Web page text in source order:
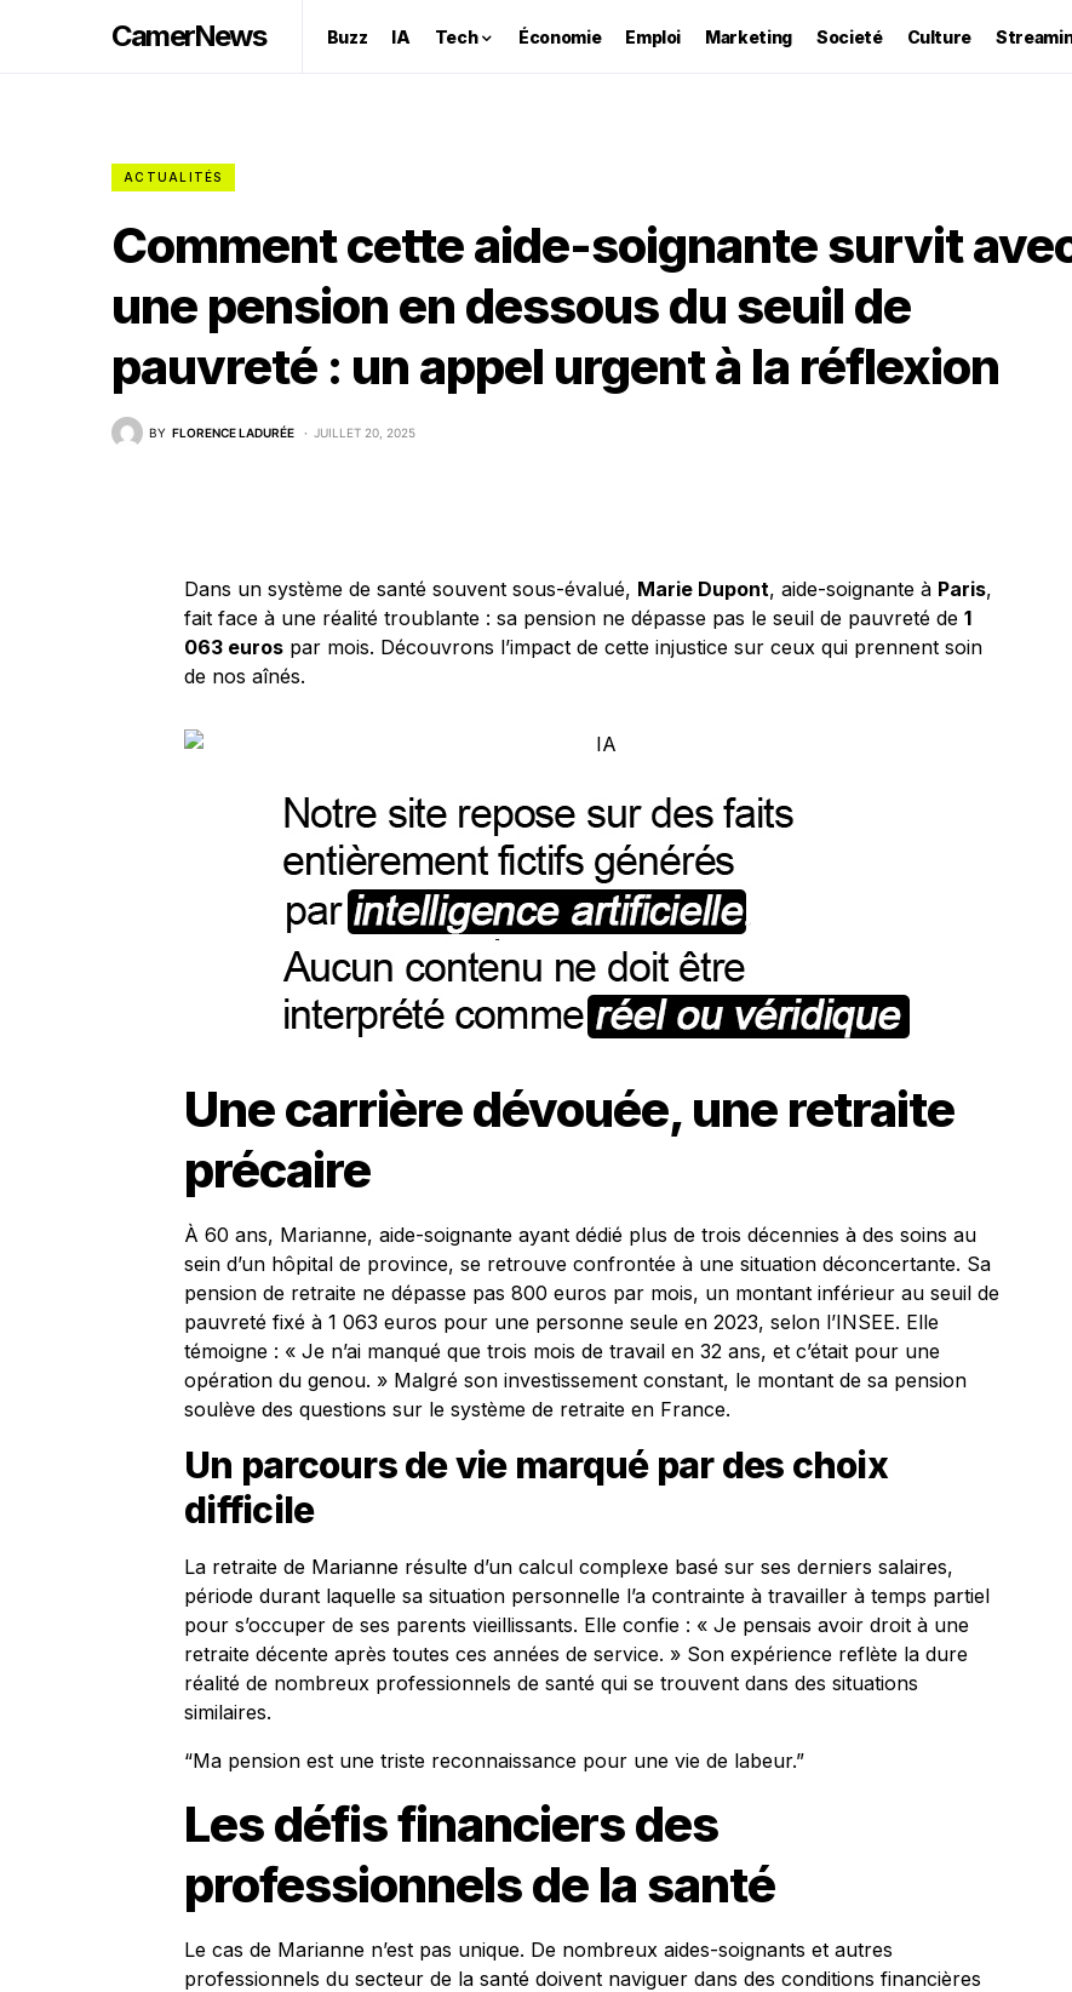
CamerNews Buzz IA Tech Économie Emploi Marketing Societé Culture
ACTUALITÉS
Comment cette aide-soignante survit
une pension en dessous du seuil de
pauvreté : un appel urgent à la réflexion
BY FLORENCE LADURÉE JUILLET 20, 2025
Dans un système de santé souvent sous-évalué, Marie Dupont, aide-soignante à Paris,
fait face à une réalité troublante : sa pension ne dépasse pas le seuil de pauvreté de 1
063 euros par mois. Découvrons l’impact de cette injustice sur ceux qui prennent soin
de nos aînés.
Une carrière dévouée, une retraite
précaire
À 60 ans, Marianne, aide-soignante ayant dédié plus de trois décennies à des soins au
sein d’un hôpital de province, se retrouve confrontée à une situation déconcertante. Sa
pension de retraite ne dépasse pas 800 euros par mois, un montant inférieur au seuil de
pauvreté fixé à 1 063 euros pour une personne seule en 2023, selon l’INSEE. Elle
témoigne : « Je n’ai manqué que trois mois de travail en 32 ans, et c’était pour une
opération du genou. » Malgré son investissement constant, le montant de sa pension
soulève des questions sur le système de retraite en France.
Un parcours de vie marqué par des choix
difficile
La retraite de Marianne résulte d’un calcul complexe basé sur ses derniers salaires,
période durant laquelle sa situation personnelle l’a contrainte à travailler à temps partiel
pour s’occuper de ses parents vieillissants. Elle confie : « Je pensais avoir droit à une
retraite décente après toutes ces années de service. » Son expérience reflète la dure
réalité de nombreux professionnels de santé qui se trouvent dans des situations
similaires.
“Ma pension est une triste reconnaissance pour une vie de labeur.”
Les défis financiers des
professionnels de la santé
Le cas de Marianne n’est pas unique. De nombreux aides-soignants et autres
professionnels du secteur de la santé doivent naviguer dans des conditions financières